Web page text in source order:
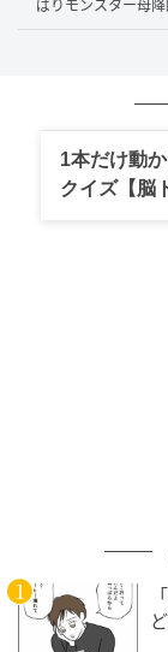
ばりモンスター母
1本だけ動
クイズ【脳